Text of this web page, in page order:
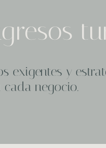
exigentes y
negocio.